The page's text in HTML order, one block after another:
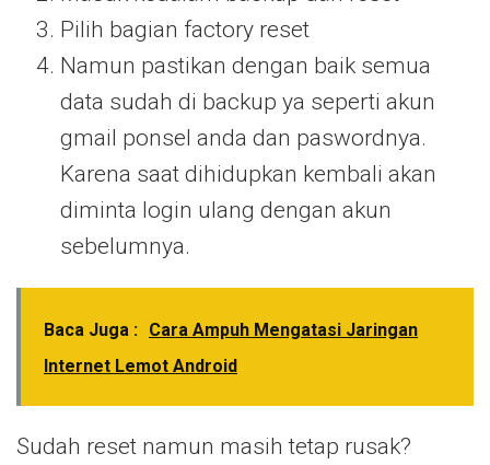
Pilih bagian factory reset
Namun pastikan dengan baik semua
data sudah di backup ya seperti akun
gmail ponsel anda dan paswordnya.
Karena saat dihidupkan kembali akan
diminta login ulang dengan akun
sebelumnya.
Baca Juga : Cara Ampuh Mengatasi Jaringan
Internet Lemot Android
Sudah reset namun masih tetap rusak?